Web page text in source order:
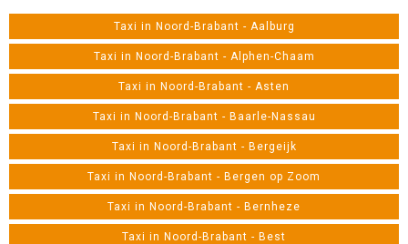
Taxi in Noord-Brabant - Aalburg
Taxi in Noord-Brabant - Alphen-Chaam
Taxi in Noord-Brabant - Asten
Taxi in Noord-Brabant - Baarle-Nassau
Taxi in Noord-Brabant - Bergeijk
Taxi in Noord-Brabant - Bergen op Zoom
Taxi in Noord-Brabant - Bernheze
Taxi in Noord-Brabant - Best